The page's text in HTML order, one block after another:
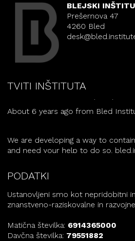
BLEJSKI
Prešernova 47
4260 Bled
TVITI INŠTITUTA
tomorrow.bled.institute/lcad/
from Bled
and need your help to do so.
About 6 years agofromBled
PODATKI
Ustanovljeni smo kot nepridobitni
znanstveno-raziskovalne in
Matična številka: 6914365000
Davčna številka: 79551882